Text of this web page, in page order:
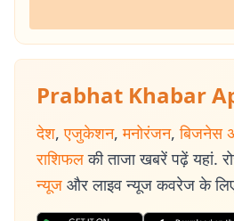
Prabhat Khabar
देश, एजुकेशन, मनोरंजन, बिजनेस
राशिफल की ताजा खबरें पढ़ें यहां.
न्यूज और लाइव न्यूज कवरेज के